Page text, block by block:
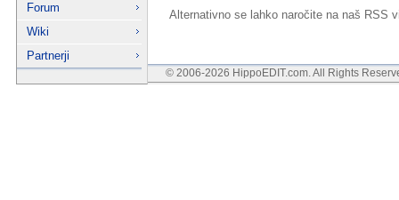
Forum
Wiki
Partnerji
Alternativno se lahko naročite na naš
© 2006-2026 HippoEDIT.com. All Rights